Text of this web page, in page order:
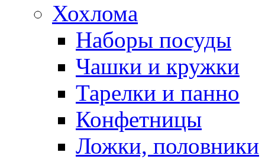
Хохлома
Наборы посуды
Чашки и кружки
Тарелки и панно
Конфетницы
Ложки, половники